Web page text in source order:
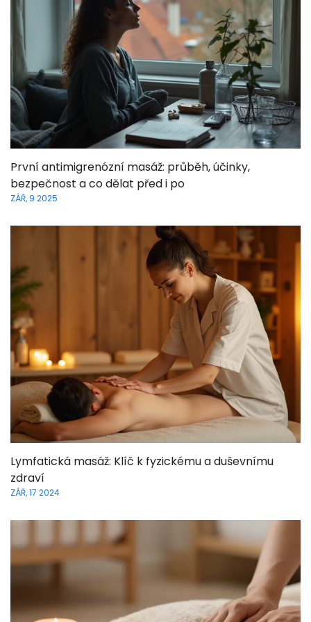
První antimigrenózní masáž: průběh, účinky,
bezpečnost a co dělat před i po
ZÁŘ, 9 2025
Lymfatická masáž: Klíč k fyzickému a duševnímu
zdraví
ZÁŘ, 17 2024